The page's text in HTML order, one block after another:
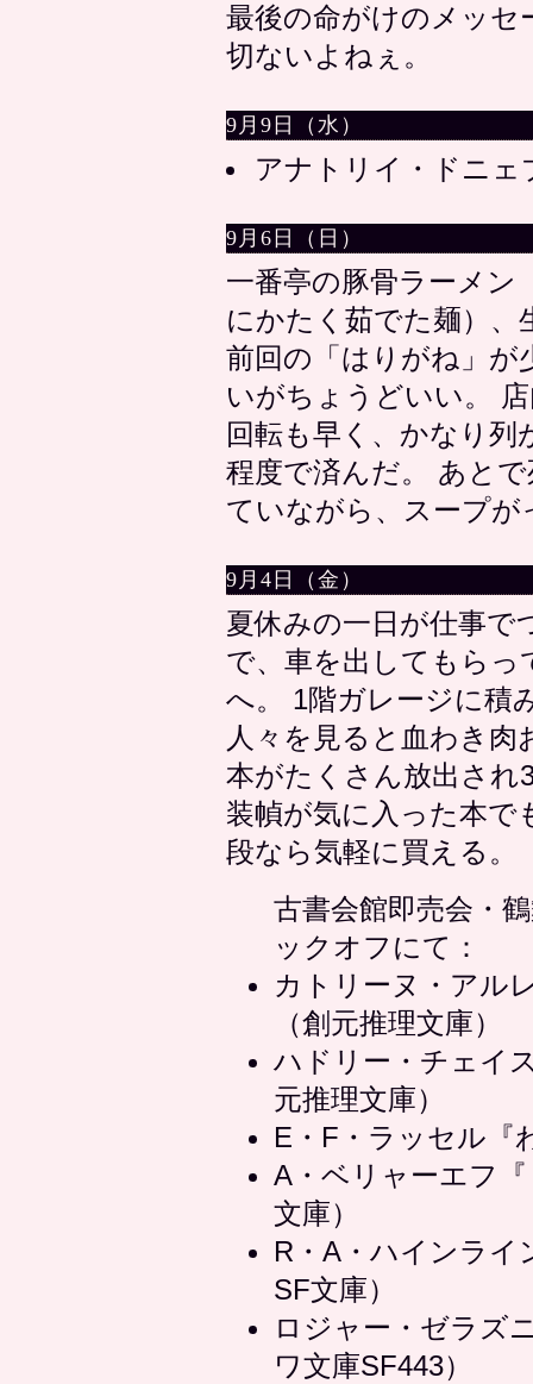
最後の命がけのメッセ
切ないよねぇ。
9月9日（水）
アナトリイ・ドニェ
9月6日（日）
一番亭の豚骨ラーメン
にかたく茹でた麺）、
前回の「はりがね」が
いがちょうどいい。
回転も早く、かなり列
程度で済んだ。 あと
ていながら、スープ
9月4日（金）
夏休みの一日が仕事で
で、車を出してもらっ
へ。 1階ガレージに積
人々を見ると血わき
本がたくさん放出され
装幀が気に入った本で
段なら気軽に買える。
古書会館即売会・
ックオフにて：
カトリーヌ・アル
（創元推理文庫）
ハドリー・チェイ
元推理文庫）
E・F・ラッセル『
A・ベリャーエフ
文庫）
R・A・ハインライ
SF文庫）
ロジャー・ゼラズ
ワ文庫SF443）